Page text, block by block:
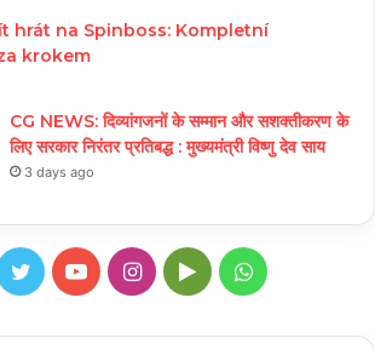
hrát na Spinboss: Kompletní
krokem
CG NEWS: दिव्यांगजनों के सम्मान और सशक्तीकरण के
लिए सरकार निरंतर प्रतिबद्ध : मुख्यमंत्री विष्णु देव साय
3 days ago
TwitterYouTubeInstagram
GoogleWhatsApp